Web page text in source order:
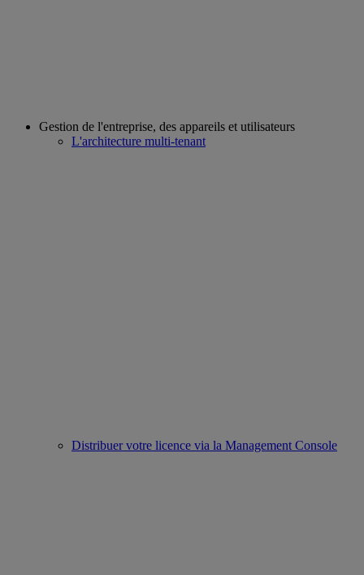
Gestion de l'entreprise, des appareils et utilisateurs
L'architecture multi-tenant
Distribuer votre licence via la Management Console